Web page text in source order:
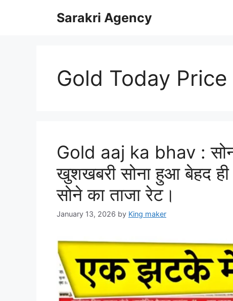
Sarakri Agency
Gold Today Price
Gold aaj ka bhav :
खुशखबरी सोना हुआ बेहद
सोने का ताजा रेट।
January 13, 2026 by King maker